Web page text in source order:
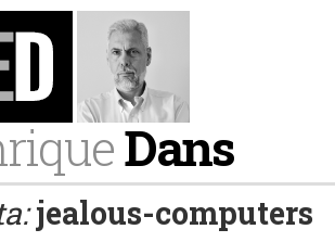
Dans
jealous-computers